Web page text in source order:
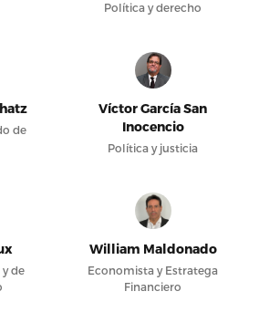
Política y derecho
de
Víctor García San
Inocencio
Política y justicia
de
William Maldonado
Economista y Estratega
Financiero